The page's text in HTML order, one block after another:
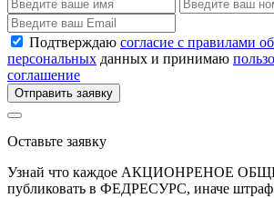
Подтверждаю согласие с правилами
персональных данных и принимаю
соглашение
Отправить заявку
Оставьте заявку
Узнай что каждое АКЦИОНРЕНОЕ
публиковать в ФЕДРЕСУРС, иначе штраф